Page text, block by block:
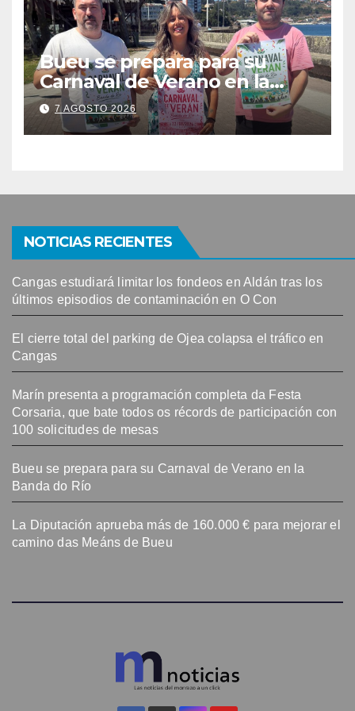
Bueu se prepara para su
Carnaval de Verano en la
Banda do Río
7 AGOSTO 2026
NOTICIAS RECIENTES
Cangas estudiará limitar los fondeos en Aldán tras los
últimos episodios de contaminación en O Con
El cierre total del parking de Ojea colapsa el tráfico en
Cangas
Marín presenta a programación completa da Festa
Corsaria, que bate todos os récords de participación con
100 solicitudes de mesas
Bueu se prepara para su Carnaval de Verano en la
Banda do Río
La Diputación aprueba más de 160.000 € para mejorar el
camino das Meáns de Bueu